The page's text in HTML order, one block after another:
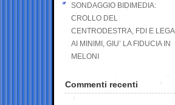
SONDAGGIO BIDIMEDIA:
CROLLO DEL
CENTRODESTRA, FDI E LEGA
AI MINIMI, GIU’ LA FIDUCIA IN
MELONI
Commenti recenti